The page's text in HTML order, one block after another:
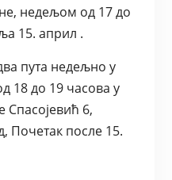
недељом од 17 до
15. април .
пута недељно у
18 до 19 часова у
6,
Почетак после 15.